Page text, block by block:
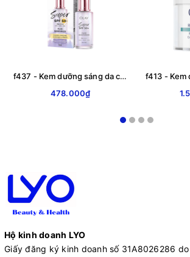
f437 - Kem dưỡng sáng da chống nắng OLAY SUPER SPF50+ PA++++, FLUID MOISTURISER 50ml
478.000₫
Hộ kinh doanh LYO
Giấy đăng ký kinh doanh số 31A8026286